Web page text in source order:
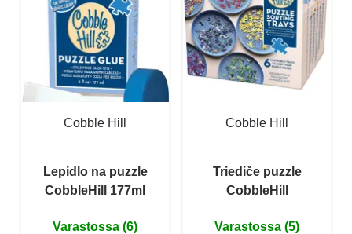
Cobble Hill
Lepidlo na puzzle
CobbleHill 177ml
Varastossa (6)
Cobble Hill
Triediče puzzle
CobbleHill
Varastossa (5)